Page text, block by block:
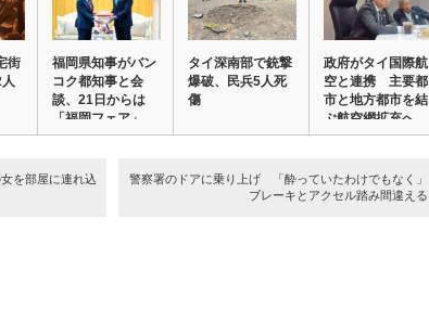
街
福岡県知事がバン
コク都知事と会
談、21日からは
「福岡フェア」
タイ深南部で銃撃
爆破、民兵5人死
傷
政府がタイ国際航
空と連携 主要都
市と地方都市を結
ぶ航空網拡充へ
を部屋に連れ込
警察署のドアに乗り上げ 「酔っていたわけでもなく」
ブレーキとアクセル踏み間違える